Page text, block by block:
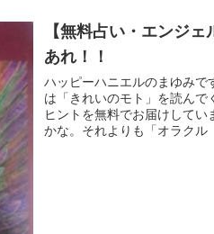
【無料占い・エンジェ
あれ！！
ハッピーハニエルのまゆみ
は「きれいのモト」を読んで
ヒントを無料でお届けしてい
かな。それよりも「オラクル